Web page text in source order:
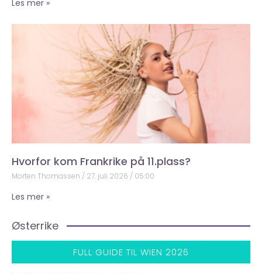
Les mer »
Hvorfor kom Frankrike på 11.plass?
Morten Thomassen 27. juli 2026 05:00
Les mer »
Østerrike
FULL GUIDE TIL WIEN 2026